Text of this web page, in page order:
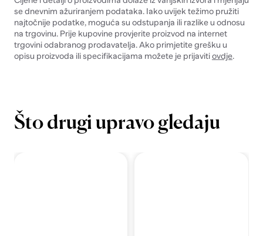
se dnevnim ažuriranjem podataka. Iako uvijek težimo pružiti
najtočnije podatke, moguća su odstupanja ili razlike u odnosu
na trgovinu. Prije kupovine provjerite proizvod na internet
trgovini odabranog prodavatelja. Ako primjetite grešku u
opisu proizvoda ili specifikacijama možete je prijavitiovdje.
Što drugi upravo gledaju